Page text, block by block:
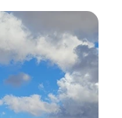
sterk hoe je de
bezoekt en
het kennen